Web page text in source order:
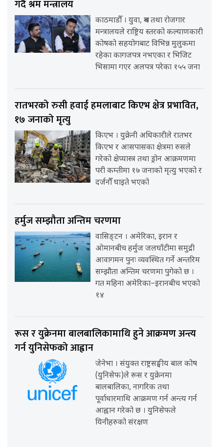
गर्दै श्रम मन्त्रालय
काठमाडौँ । युवा, श्रम तथा रोजगार
मन्त्रालयले राष्ट्रिय स्तरको कल्याणकारी
कोषको सहयोगबाट विभिन्न मुलुकमा
रहेका कागजपत्र नभएका र भिजिट
भिसामा गएर अलपत्र परेका १५५ जना
रातभरको रुसी हवाई हमलाबाट किएभ क्षेत्र प्रभावित,
१७ जनाको मृत्यु
किएभ । युक्रेनी अधिकारीले रातभर
किएभ र आसपासका क्षेत्रमा रुसले
गरेको क्षेप्यास्त्र तथा ड्रोन आक्रमणमा
परी कम्तीमा १७ जनाको मृत्यु भएको र
दर्जनौँ घाइते भएको
हर्मुज सम्झौता अन्तिम चरणमा
वासिङ्टन । अमेरिका, इरान र
ओमानबीच हर्मुज जलघाँटीमा समुद्री
आवागमन पुनः व्यवस्थित गर्ने अन्तरिम
सम्झौता अन्तिम चरणमा पुगेको छ ।
गत महिना अमेरिका–इरानबीच भएको
१४
रूस र युक्रेनमा बालबालिकामाथि हुने आक्रमण अन्त्य
गर्न युनिसेफको आह्वान
जेनेभा । संयुक्त राष्ट्रसङ्घीय बाल कोष
(युनिसेफ)ले रूस र युक्रेनमा
बालबालिका, नागरिक तथा
पूर्वाधारमाथि आक्रमण गर्न अन्त्य गर्न
आह्वान गरेको छ । युनिसेफले
यिनीहरुको संरक्षण